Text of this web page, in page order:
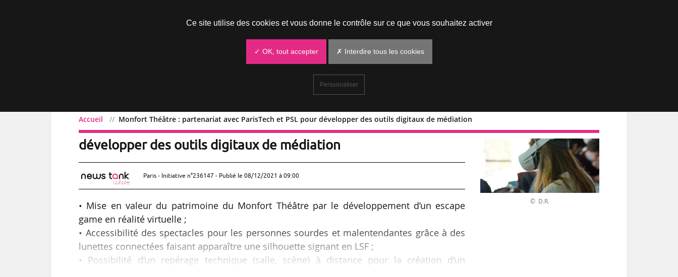
Accueil Monfort Théâtre : partenariat avec ParisTech et PSL pour développer des outils digitaux de médiation
Monfort Théâtre : partenariat avec ParisTech et PSL pour
développer des outils digitaux de médiation
Paris - Initiative n°236147 - Publié le 08/12/2021 à 09:00
• Mise en valeur du patrimoine du Monfort Théâtre par le développement d’un escape
game en réalité virtuelle ;
• Accessibilité des spectacles pour les personnes sourdes et malentendantes grâce à des
lunettes connectées faisant apparaître une silhouette signant en LSF ;
• Possibilité d’un repérage technique (salle, scène) à distance pour la création d’un
© D.R.
Ce site utilise des cookies et vous donne le contrôle sur ce que vous souhaitez activer
✓ OK, tout accepter ✗ Interdire tous les cookies
Personnaliser